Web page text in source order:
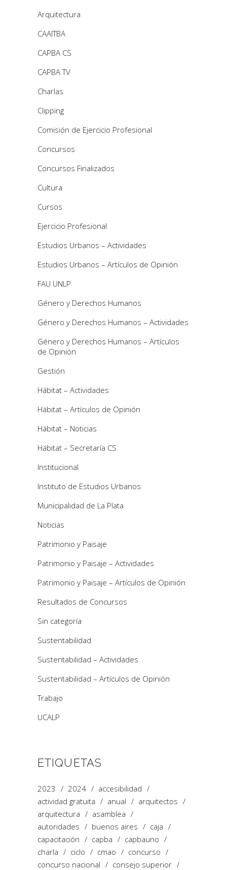
Arquitectura
CAAITBA
CAPBA CS
CAPBA TV
Charlas
Clipping
Comisión de Ejercicio Profesional
Concursos
Concursos Finalizados
Cultura
Cursos
Ejercicio Profesional
Estudios Urbanos – Actividades
Estudios Urbanos – Artículos de Opinión
FAU UNLP
Género y Derechos Humanos
Género y Derechos Humanos – Actividades
Género y Derechos Humanos – Artículos
de Opinión
Gestión
Hábitat – Actividades
Hábitat – Artículos de Opinión
Hábitat – Noticias
Hábitat – Secretaría CS
Institucional
Instituto de Estudios Urbanos
Municipalidad de La Plata
Noticias
Patrimonio y Paisaje
Patrimonio y Paisaje – Actividades
Patrimonio y Paisaje – Artículos de Opinión
Resultados de Concursos
Sin categoría
Sustentabilidad
Sustentabilidad – Actividades
Sustentabilidad – Artículos de Opinión
Trabajo
UCALP
ETIQUETAS
2023 2024
accesibilidad
actividad gratuita
anual
arquitectos
arquitectura
asamblea
autoridades
buenos aires
caja
capacitación
capba
capbauno
charla
ciclo cmao
concurso
concurso nacional
consejo superior